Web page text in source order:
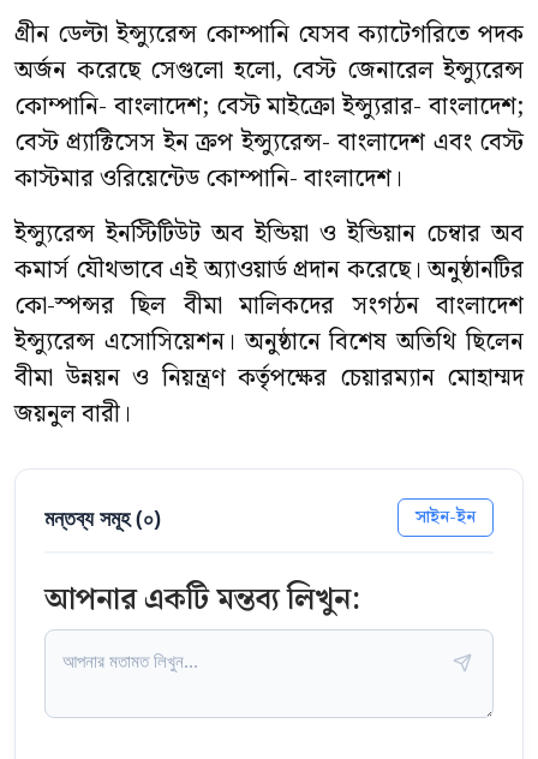
গ্রীন ডেল্টা ইন্স্যুরেন্স কোম্পানি যেসব ক্যাটেগরিতে পদক
অর্জন করেছে সেগুলো হলো, বেস্ট জেনারেল ইন্স্যুরেন্স
কোম্পানি- বাংলাদেশ; বেস্ট মাইক্রো ইন্স্যুরার- বাংলাদেশ;
বেস্ট প্র্যাক্টিসেস ইন ক্রপ ইন্স্যুরেন্স- বাংলাদেশ এবং বেস্ট
কাস্টমার ওরিয়েন্টেড কোম্পানি- বাংলাদেশ।
ইন্স্যুরেন্স ইনস্টিটিউট অব ইন্ডিয়া ও ইন্ডিয়ান চেম্বার অব
কমার্স যৌথভাবে এই অ্যাওয়ার্ড প্রদান করেছে। অনুষ্ঠানটির
কো-স্পন্সর ছিল বীমা মালিকদের সংগঠন বাংলাদেশ
ইন্স্যুরেন্স এসোসিয়েশন। অনুষ্ঠানে বিশেষ অতিথি ছিলেন
বীমা উন্নয়ন ও নিয়ন্ত্রণ কর্তৃপক্ষের চেয়ারম্যান মোহাম্মদ
জয়নুল বারী।
মন্তব্য সমূহ (০) সাইন-ইন
আপনার একটি মন্তব্য লিখুন: